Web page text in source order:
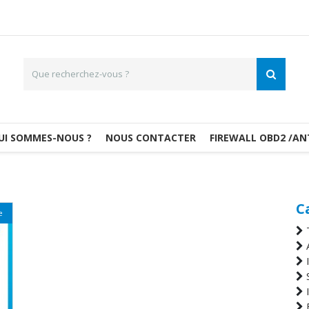
SOMMES-NOUS ? NOUS CONTACTER FIREWALL OBD2 /